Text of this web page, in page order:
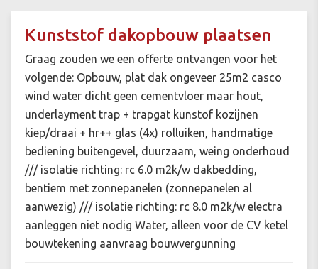
Kunststof dakopbouw plaatsen
Graag zouden we een offerte ontvangen voor het
volgende: Opbouw, plat dak ongeveer 25m2 casco
wind water dicht geen cementvloer maar hout,
underlayment trap + trapgat kunstof kozijnen
kiep/draai + hr++ glas (4x) rolluiken, handmatige
bediening buitengevel, duurzaam, weing onderhoud
/// isolatie richting: rc 6.0 m2k/w dakbedding,
bentiem met zonnepanelen (zonnepanelen al
aanwezig) /// isolatie richting: rc 8.0 m2k/w electra
aanleggen niet nodig Water, alleen voor de CV ketel
bouwtekening aanvraag bouwvergunning